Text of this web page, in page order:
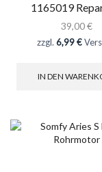
1165019
39,00€
zzgl. 6,99 €
IN DEN